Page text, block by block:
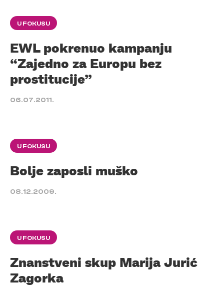
U FOKUSU
EWL pokrenuo kampanju
“Zajedno za Europu bez
prostitucije”
06.07.2011.
U FOKUSU
Bolje zaposli muško
08.12.2009.
U FOKUSU
Znanstveni skup Marija Jurić
Zagorka